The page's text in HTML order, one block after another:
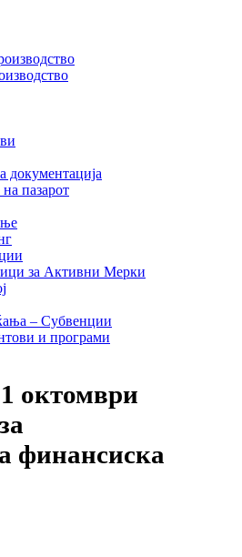
документација
пазарот
за Активни Мерки
– Субвенции
и програми
октомври
финансиска